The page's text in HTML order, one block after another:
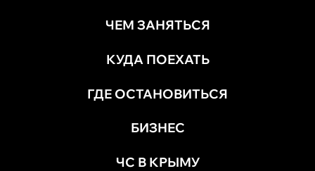
ЧЕМ ЗАНЯТЬСЯ
КУДА ПОЕХАТЬ
ГДЕ ОСТАНОВИТЬСЯ
БИЗНЕС
ЧС В КРЫМУ